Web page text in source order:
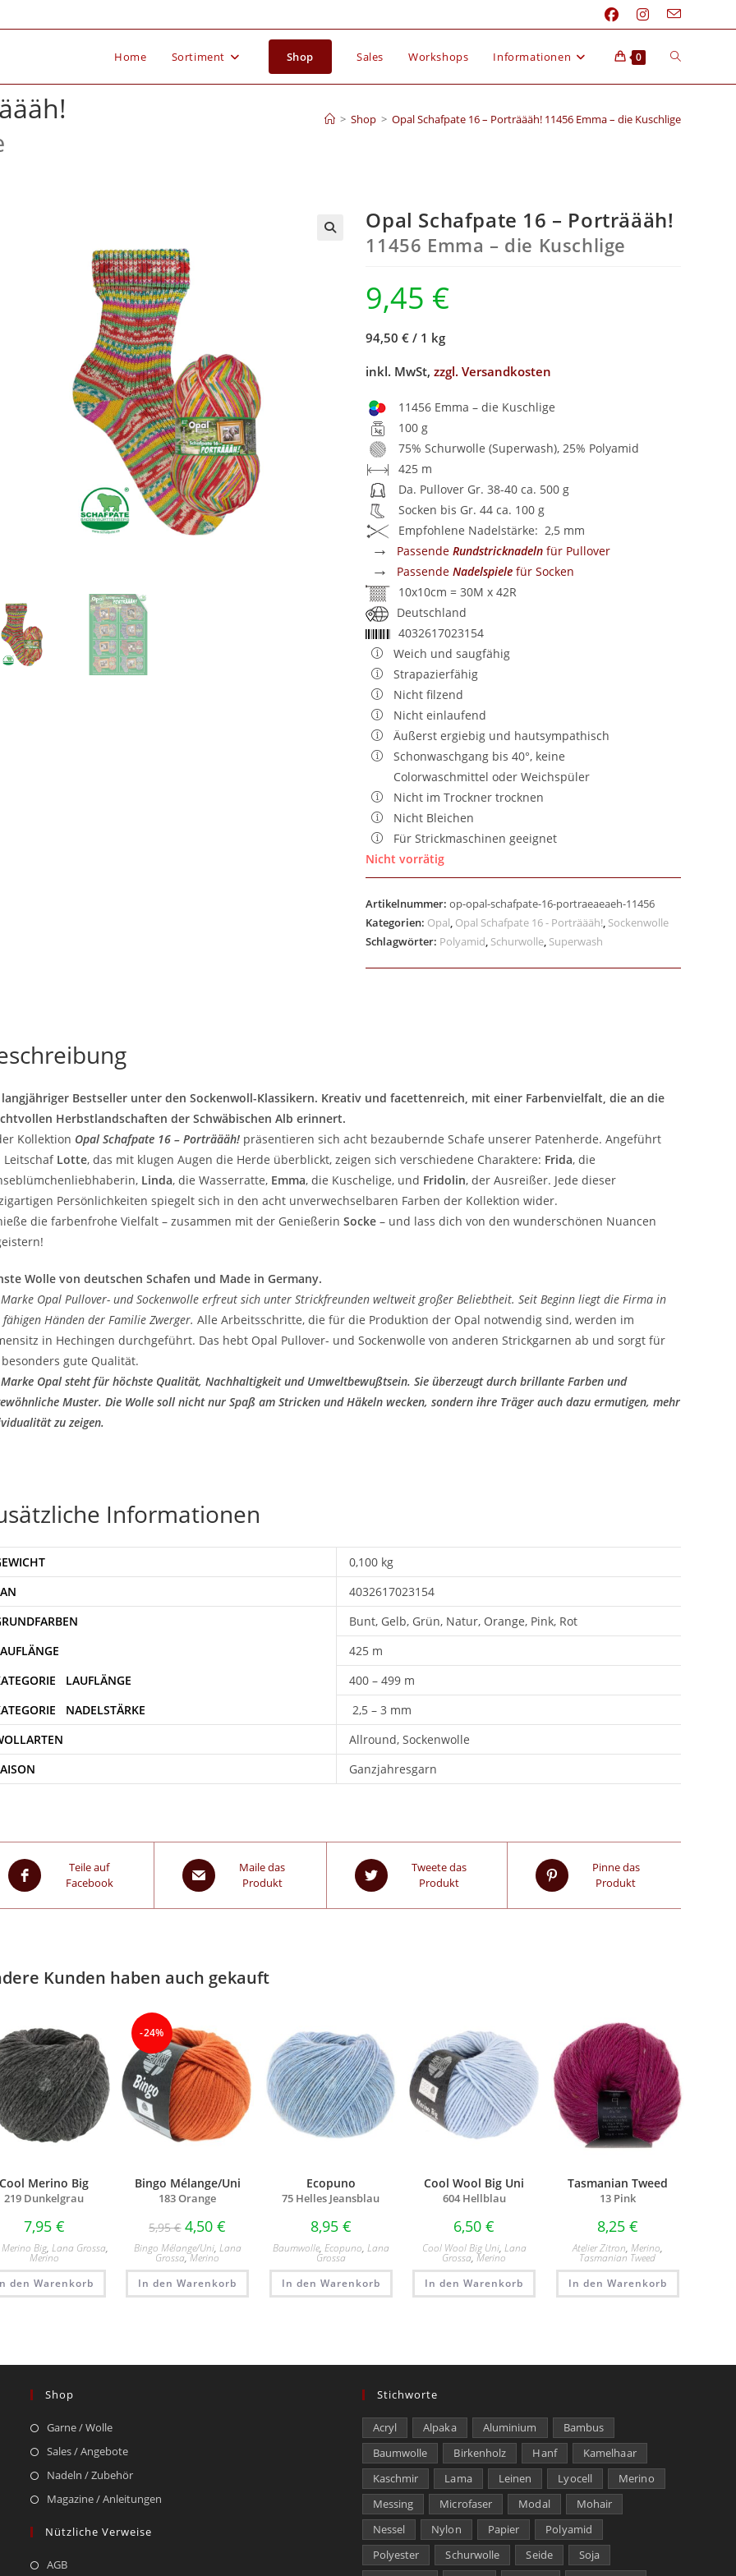
Home Sortiment Shop Sales Workshops Informationen 0
> Shop > Opal Schafpate 16 – Porträääh! 11456 Emma – die Kuschlige
Opal Schafpate 16 – Porträääh!
11456 Emma – die Kuschlige
9,45 €
94,50 € / 1 kg
inkl. MwSt,zzgl. Versandkosten
11456 Emma – die Kuschlige
100 g
75% Schurwolle (Superwash), 25% Polyamid
425 m
Da. Pullover Gr. 38-40 ca. 500 g
Socken bis Gr. 44 ca. 100 g
Empfohlene Nadelstärke: 2,5 mm
→ PassendeRundstricknadeln für Pullover
→ PassendeNadelspiele für Socken
10x10cm = 30M x 42R
Deutschland
4032617023154
Weich und saugfähig
Strapazierfähig
Nicht filzend
Nicht einlaufend
Äußerst ergiebig und hautsympathisch
Schonwaschgang bis 40°, keine
Colorwaschmittel oder Weichspüler
Nicht im Trockner trocknen
Nicht Bleichen
Für Strickmaschinen geeignet
Nicht vorrätig
Artikelnummer:op-opal-schafpate-16-portraeaeaeh-11456
Kategorien: Opal, Opal Schafpate 16 - Porträääh!, Sockenwolle
Schlagwörter: Polyamid, Schurwolle, Superwash
langjähriger Bestseller unter den Sockenwoll-Klassikern. Kreativ und facettenreich, mit einer Farbenvielfalt, die an die
Herbstlandschaften der Schwäbischen Alb erinnert.
Kollektion Opal Schafpate 16 – Porträääh!präsentieren sich acht bezaubernde Schafe unserer Patenherde. Angeführt
Leitschaf Lotte, das mit klugen Augen die Herde überblickt, zeigen sich verschiedene Charaktere: Frida, die
Linda, die Wasserratte, Emma, die Kuschelige, und Fridolin, der Ausreißer. Jede dieser
Persönlichkeiten spiegelt sich in den acht unverwechselbaren Farben der Kollektion wider.
die farbenfrohe Vielfalt – zusammen mit der Genießerin Socke– und lass dich von den wunderschönen Nuancen
Wolle von deutschen Schafen und Made in Germany.
Opal Pullover- und Sockenwolle erfreut sich unter Strickfreunden weltweit großer Beliebtheit. Seit Beginn liegt die Firma in
fähigen Händen der Familie Zwerger. Alle Arbeitsschritte, die für die Produktion der Opal notwendig sind, werden im
in Hechingen durchgeführt. Das hebt Opal Pullover- und Sockenwolle von anderen Strickgarnen ab und sorgt für
gute Qualität.
Opal steht für höchste Qualität, Nachhaltigkeit und Umweltbewußtsein. Sie überzeugt durch brillante Farben und
Muster. Die Wolle soll nicht nur Spaß am Stricken und Häkeln wecken, sondern ihre Träger auch dazu ermutigen, mehr
zu zeigen.
Informationen
0,100 kg
4032617023154
Bunt, Gelb, Grün, Natur, Orange, Pink, Rot
425 m
400 – 499 m
2,5 – 3 mm
Allround, Sockenwolle
Ganzjahresgarn
Teile auf
Facebook
Maile das
Produkt
Tweete das
Produkt
Pinne das
Produkt
Kunden haben auch gekauft
Cool Merino Big
219 Dunkelgrau
7,95 €
Big,Lana Grossa,
Merino
den Warenkorb
-24%
Bingo Mélange/Uni
183 Orange
5,95€ 4,50€
Bingo Mélange/​Uni, Lana
Grossa,Merino
In den Warenkorb
Ecopuno
75 Helles Jeansblau
8,95 €
Baumwolle, Ecopuno, Lana
Grossa
In den Warenkorb
Cool Wool Big Uni
604 Hellblau
6,50€
Cool Wool Big Uni, Lana
Grossa,Merino
In den Warenkorb
Tasmanian Tweed
13 Pink
8,25 €
Atelier Zitron, Merino,
Tasmanian Tweed
In den Warenkorb
Shop
Garne / Wolle
Sales / Angebote
Nadeln / Zubehör
Magazine / Anleitungen
Nützliche Verweise
AGB
Stichworte
Acryl Alpaka Aluminium
Bambus
Baumwolle
Birkenholz Hanf
Kamelhaar
Kaschmir
Lama Leinen Lyocell
Merino
Messing
Microfaser Modal
Mohair
Nessel
Nylon Papier
Polyamid
Polyester
Schurwolle Seide
Soja